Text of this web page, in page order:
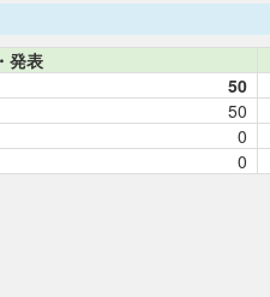
発表
50
50
0
0